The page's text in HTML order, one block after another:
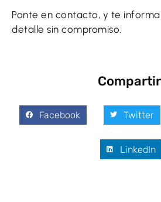
Ponte en contacto, y te
detalle sin compromiso.
Facebook Twitter
LinkedIn